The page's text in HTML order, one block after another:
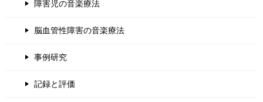
障害児の音楽療法
脳血管性障害の音楽療法
事例研究
記録と評価